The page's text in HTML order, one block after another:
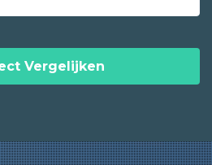
Vergelijken